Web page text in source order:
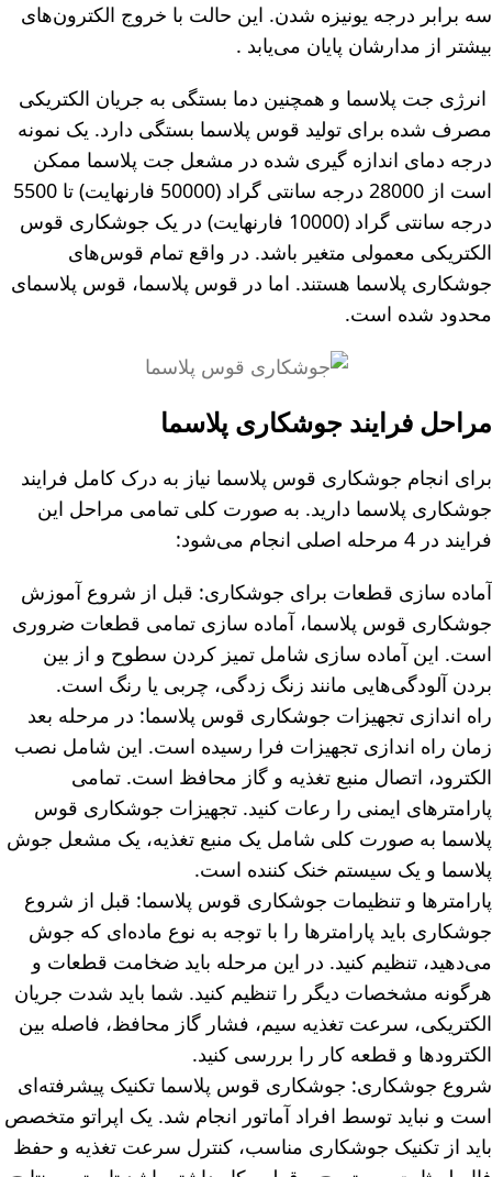
سه برابر درجه یونیزه شدن. این حالت با خروج الکترون‌های
بیشتر از مدارشان پایان می‌یابد .
انرژی جت پلاسما و همچنین دما بستگی به جریان الکتریکی
مصرف شده برای تولید قوس پلاسما بستگی دارد. یک نمونه
درجه دمای اندازه گیری شده در مشعل جت پلاسما ممکن
است از 28000 درجه سانتی گراد (50000 فارنهایت) تا 5500
درجه سانتی گراد (10000 فارنهایت) در یک جوشکاری قوس
الکتریکی معمولی متغیر باشد. در واقع تمام قوس‌های
جوشکاری پلاسما هستند. اما در قوس پلاسما، قوس پلاسمای
محدود شده است.
مراحل فرایند جوشکاری پلاسما
برای انجام جوشکاری قوس پلاسما نیاز به درک کامل فرایند
جوشکاری پلاسما دارید. به صورت کلی تمامی مراحل این
فرایند در 4 مرحله اصلی انجام می‌شود:
آماده سازی قطعات برای جوشکاری: قبل از شروع آموزش
جوشکاری قوس پلاسما، آماده سازی تمامی قطعات ضروری
است. این آماده سازی شامل تمیز کردن سطوح و از بین
بردن آلودگی‌هایی مانند زنگ زدگی، چربی یا رنگ است.
راه اندازی تجهیزات جوشکاری قوس پلاسما: در مرحله بعد
زمان راه اندازی تجهیزات فرا رسیده است. این شامل نصب
الکترود، اتصال منبع تغذیه و گاز محافظ است. تمامی
پارامترهای ایمنی را رعات کنید. تجهیزات جوشکاری قوس
پلاسما به صورت کلی شامل یک منبع تغذیه، یک مشعل جوش
پلاسما و یک سیستم خنک کننده است.
پارامترها و تنظیمات جوشکاری قوس پلاسما: قبل از شروع
جوشکاری باید پارامترها را با توجه به نوع ماده‌ای که جوش
می‌دهید، تنظیم کنید. در این مرحله باید ضخامت قطعات و
هرگونه مشخصات دیگر را تنظیم کنید. شما باید شدت جریان
الکتریکی، سرعت تغذیه سیم، فشار گاز محافظ، فاصله بین
الکترودها و قطعه کار را بررسی کنید.
شروع جوشکاری: جوشکاری قوس پلاسما تکنیک پیشرفته‌ای
است و نباید توسط افراد آماتور انجام شد. یک اپراتو متخصص
باید از تکنیک جوشکاری مناسب، کنترل سرعت تغذیه و حفظ